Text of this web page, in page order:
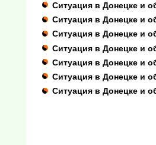
Ситуация в Донецке и
Ситуация в Донецке и
Ситуация в Донецке и
Ситуация в Донецке и
Ситуация в Донецке и
Ситуация в Донецке и
Ситуация в Донецке и